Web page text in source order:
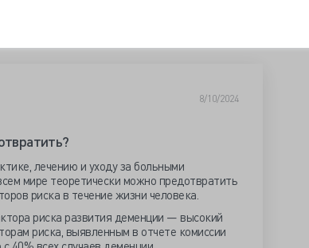
8/10/2024
лечению и уходу за больными
мире теоретически можно предотвратить
риска в течение жизни человека.
риска развития деменции — высокий
риска, выявленным в отчете комиссии